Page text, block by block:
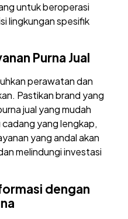
untuk beroperasi
lingkungan spesifik
Purna Jual
perawatan dan
Pastikan brand yang
jual yang mudah
yang lengkap,
yang andal akan
melindungi investasi
dengan